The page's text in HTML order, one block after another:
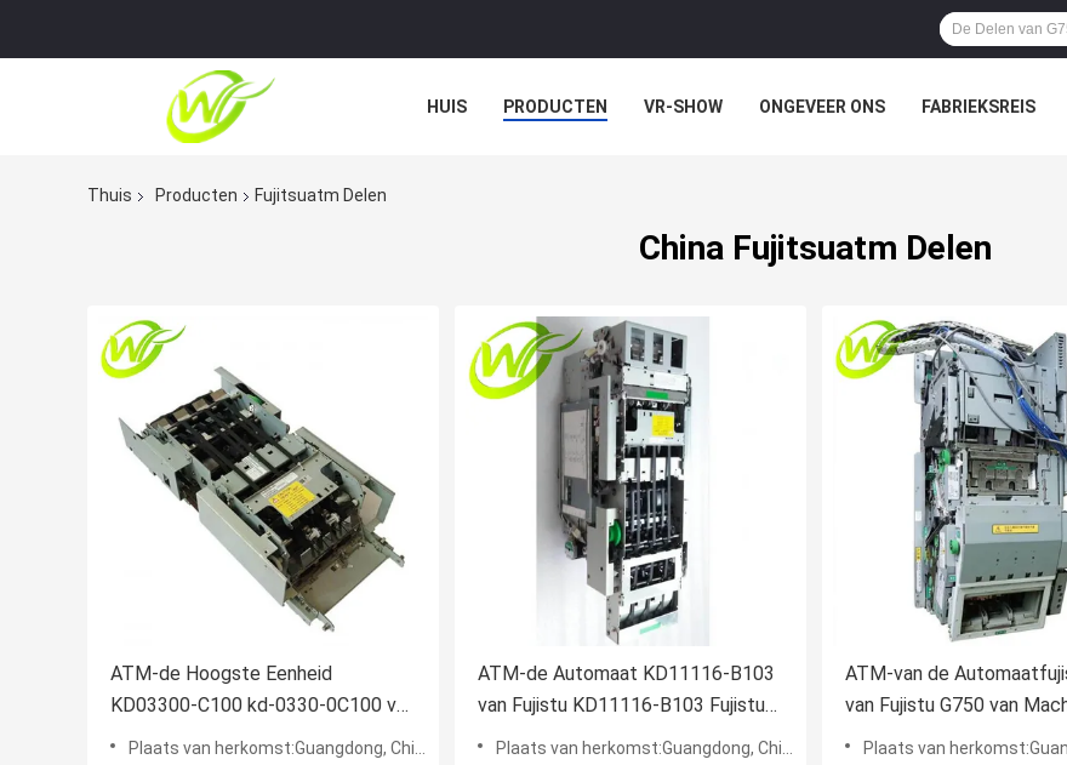
HUIS PRODUCTEN VR-SHOW ONGEVEER ONS FABRIEKSREIS
Thuis
Producten Fujitsuatm Delen
China Fujitsuatm Delen
ATM-de Hoogste Eenheid
KD03300-C100 kd-0330-0C100 van
Delenfujitsu F510
Plaats van herkomst:Guangdong, China
ATM-de Automaat KD11116-B103
van Fujistu KD11116-B103 Fujistu
F510 van Machinedelen
Plaats van herkomst:Guangdong, China
ATM-van de
van Fujistu G750 van
de Machinedelen G750
Plaats van